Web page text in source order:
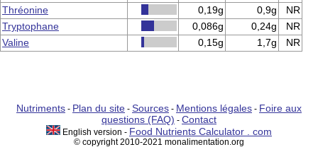
Thréonine
0,19g 0,9g
NR
Tryptophane
0,086g 0,24g
NR
Valine
0,15g 1,7g NR
Nutriments - Plan du site - Sources - Mentions légales - Foire aux
questions (FAQ) - Contact
English version - Food Nutrients Calculator . com
© copyright 2010-2021 monalimentation.org